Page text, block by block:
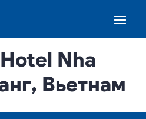
Nha
Вьетнам